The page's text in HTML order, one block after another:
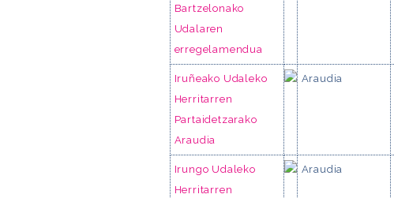
Bartzelonako
Udalaren
erregelamendua
Iruñeako Udaleko
Herritarren
Partaidetzarako
Araudia
Araudia
Irungo Udaleko
Herritarren
Araudia